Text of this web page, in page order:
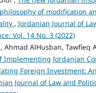
of modification
, Jordanian Journal of
Vol. 14 No. 3 (2022)
Ahmad AlHusban, Tawfieq
Implementing Jordanian
Foreign Investment:
Journal of Law and